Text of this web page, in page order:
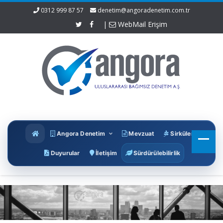
0312 999 87 57 denetim@angoradenetim.com.tr
| WebMail Erişim
Angora Denetim Mevzuat Sirküler
Duyurular İletişim Sürdürülebilirlik